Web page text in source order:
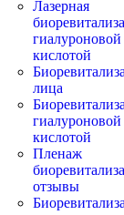
Лазерная
гиалуроновой
кислотой
лица
гиалуроновой
кислотой
Пленаж
отзывы